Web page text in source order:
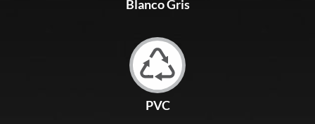
Blanco Gris
PVC